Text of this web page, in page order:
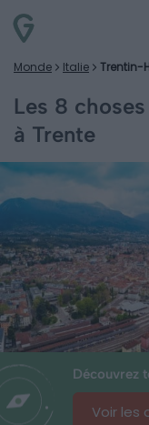
Monde Italie Trentin-
Les 8
à Trente
Découvrez
Voir les